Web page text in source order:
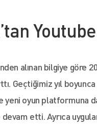
alınan bilgiye göre
Geçtiğimiz yıl
oyun platformuna
etti. Ayrıca